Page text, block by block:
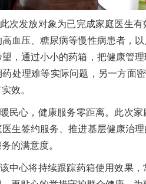
次发放对象为已完成家庭医生
血压、糖尿病等慢性病患者，
，通过小小的药箱，把健康管
处理难等实际问题，另一方面
效。
民心，健康服务零距离。此次
生签约服务、推进基层健康治
的满意度。
中心将持续跟踪药箱使用效果